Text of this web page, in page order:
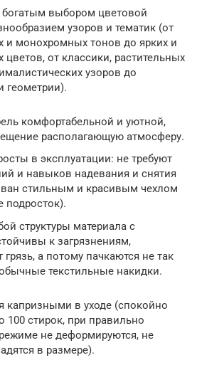
богатым выбором цветовой
узоров и тематик (от
и монохромных тонов до ярких и
от классики, растительных
узоров до
геометрии).
комфортабельной и уютной,
располагающую атмосферу.
в эксплуатации: не требуют
и навыков надевания и снятия
стильным и красивым чехлом
подросток).
структуры материала с
к загрязнениям,
грязь, а потому пачкаются не так
текстильные накидки.
капризными в уходе (спокойно
100 стирок, при правильно
не деформируются, не
в размере).